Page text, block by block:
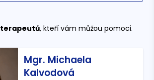
terapeutů, kteří vám můžou pomoci.
Mgr. Michaela
Kalvodová